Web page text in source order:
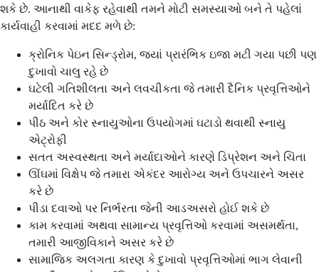
શકે છે. આનાથી વાકેફ રહેવાથી તમને મોટી સમસ્યાઓ બને તે પહેલાં
કાર્યવાહી કરવામાં મદદ મળે છે:
ક્રોનિક પેઇન સિન્ડ્રોમ, જ્યાં પ્રારંભિક ઇજા મટી ગયા પછી પણ
દુખાવો ચાલુ રહે છે
ઘટેલી ગતિશીલતા અને લવચીકતા જે તમારી દૈનિક પ્રવૃત્તિઓને
મર્યાદિત કરે છે
પીઠ અને કોર સ્નાયુઓના ઉપયોગમાં ઘટાડો થવાથી સ્નાયુ
એટ્રોફી
સતત અસ્વસ્થતા અને મર્યાદાઓને કારણે ડિપ્રેશન અને ચિંતા
ઊંઘમાં વિક્ષેપ જે તમારા એકંદર આરોગ્ય અને ઉપચારને અસર
કરે છે
પીડા દવાઓ પર નિર્ભરતા જેની આડઅસરો હોઈ શકે છે
કામ કરવામાં અથવા સામાન્ય પ્રવૃત્તિઓ કરવામાં અસમર્થતા,
તમારી આજીવિકાને અસર કરે છે
સામાજિક અલગતા કારણ કે દુખાવો પ્રવૃત્તિઓમાં ભાગ લેવાની